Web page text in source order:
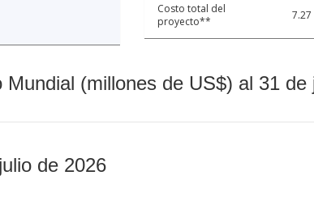
Costo total del
proyecto**
7.27
(millones de US$) al 31 de
de 2026